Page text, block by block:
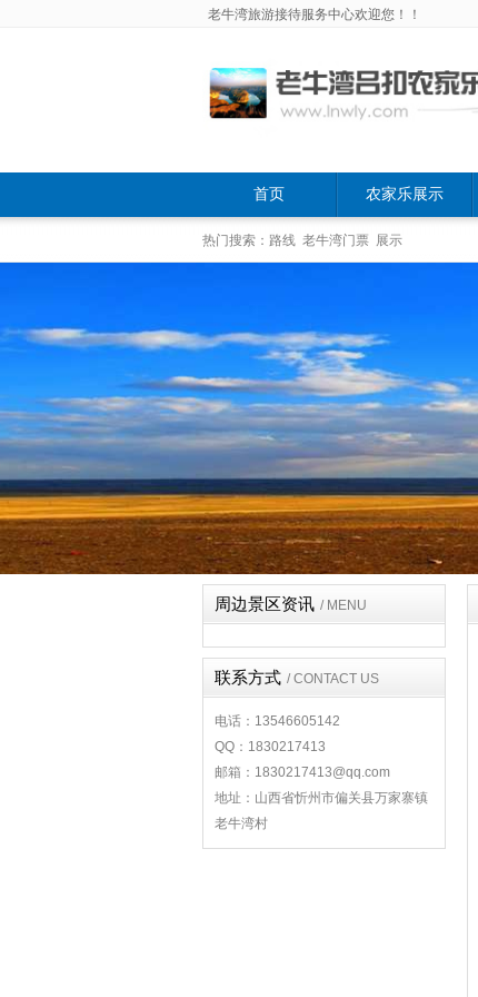
老牛湾旅游接待服务中心欢迎您！！
首页 农家乐展示
热门搜索：路线 老牛湾门票 展示
周边景区资讯 / MENU
联系方式 / CONTACT US
电话：13546605142
QQ：1830217413
邮箱：1830217413@qq.com
地址：山西省忻州市偏关县万家寨镇
老牛湾村